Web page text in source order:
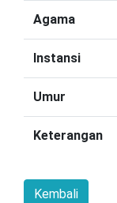
Agama
Instansi
Umur
Keterangan